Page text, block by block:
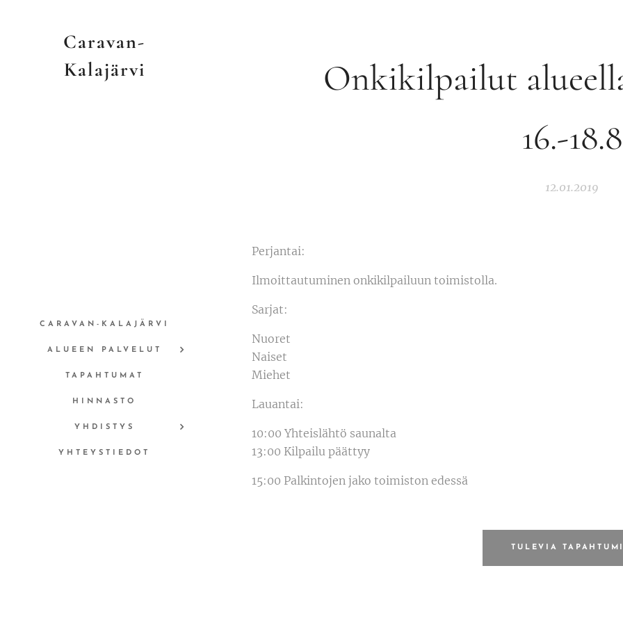
Caravan-
Kalajärvi
CARAVAN-KALAJÄRVI
ALUEEN PALVELUT
TAPAHTUMAT
HINNASTO
YHDISTYS
YHTEYSTIEDOT
Onkikilpailut
16.-18.8
12.01.2019
Perjantai:
Ilmoittautuminen onkikilpailuun toimistolla.
Sarjat:
Nuoret
Naiset
Miehet
Lauantai:
10:00 Yhteislähtö saunalta
13:00 Kilpailu päättyy
15:00 Palkintojen jako toimiston edessä
TULEVIA